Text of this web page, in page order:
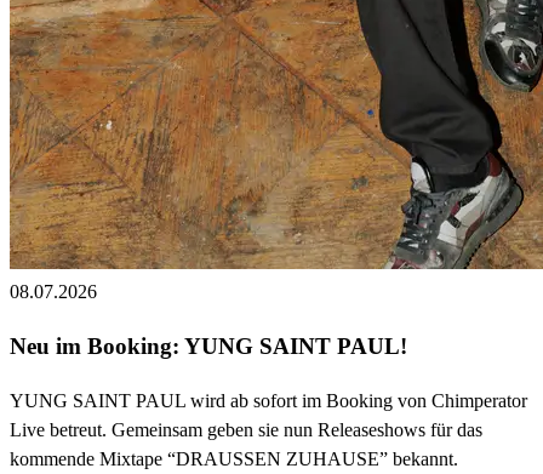
08.07.2026
Neu im Booking: YUNG SAINT PAUL!
YUNG SAINT PAUL wird ab sofort im Booking von Chimperator
Live betreut. Gemeinsam geben sie nun Releaseshows für das
kommende Mixtape “DRAUSSEN ZUHAUSE” bekannt.